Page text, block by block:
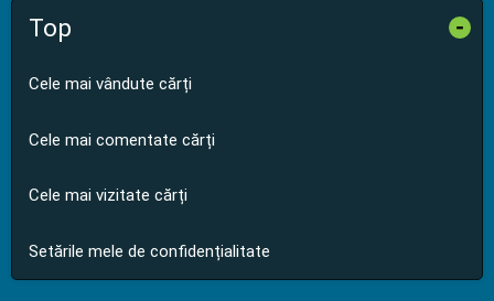
Top -
Cele mai vândute cărți
Cele mai comentate cărți
Cele mai vizitate cărți
Setările mele de confidențialitate